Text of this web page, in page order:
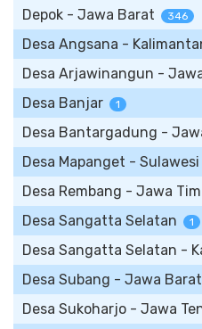
Depok - Jawa Barat 346
Desa Angsana -
Desa Arjawinangun -
Desa Banjar 1
Desa Bantargadung -
Desa Mapanget -
Desa Rembang - Jawa
Desa Sangatta Selatan 1
Desa Sangatta Selatan -
Desa Subang - Jawa Barat
Desa Sukoharjo - Jawa